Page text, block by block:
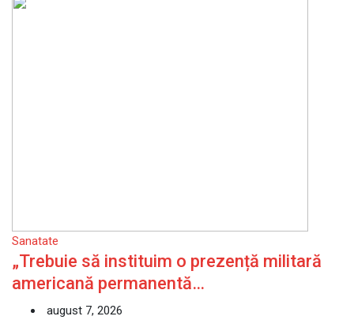
Sanatate
„Trebuie să instituim o prezență militară
americană permanentă…
august 7, 2026